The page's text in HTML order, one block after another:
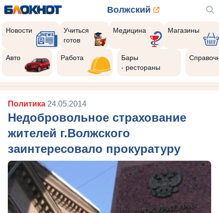
Волжский
Новости
Учиться
готов
Медицина Магазины
Авто Работа
Бары
- рестораны
Политика 24.05.2014
Недобровольное страхование
жителей г.Волжского
заинтересовало прокуратуру